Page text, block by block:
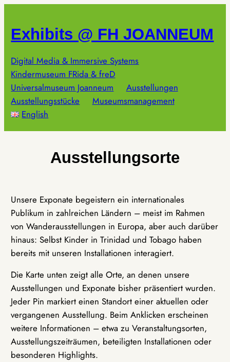
springen
Exhibits @ FH JOANNEUM
Digital Media & Immersive Systems
Kindermuseum FRida & freD
Universalmuseum Joanneum
Ausstellungen
Ausstellungsstücke
Museumsmanagement
English
Ausstellungsorte
Unsere Exponate begeistern ein internationales
Publikum in zahlreichen Ländern – meist im Rahmen
von Wanderausstellungen in Europa, aber auch darüber
hinaus: Selbst Kinder in Trinidad und Tobago haben
bereits mit unseren Installationen interagiert.
Die Karte unten zeigt alle Orte, an denen unsere
Ausstellungen und Exponate bisher präsentiert wurden.
Jeder Pin markiert einen Standort einer aktuellen oder
vergangenen Ausstellung. Beim Anklicken erscheinen
weitere Informationen – etwa zu Veranstaltungsorten,
Ausstellungszeiträumen, beteiligten Installationen oder
besonderen Highlights.